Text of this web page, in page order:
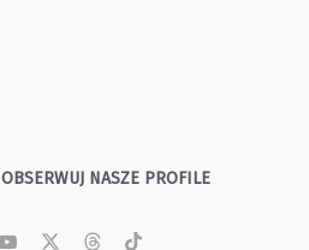
OBSERWUJ NASZE PROFILE